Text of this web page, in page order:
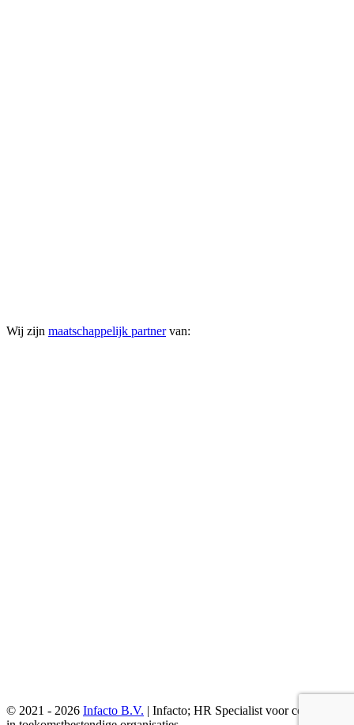
Wij zijn maatschappelijk partnervan:
© 2021 - 2026 Infacto B.V. | Infacto; HR Specialist voor continuïteit